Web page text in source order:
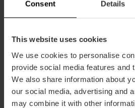
Consent Details
This website uses cookies
We use cookies to personalise
provide social media features and
We also share information about
our social media, advertising and
may combine it with other
vervoer
Hoe te